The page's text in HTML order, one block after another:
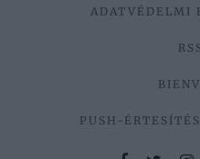
ADATVÉDELMI
PUSH-